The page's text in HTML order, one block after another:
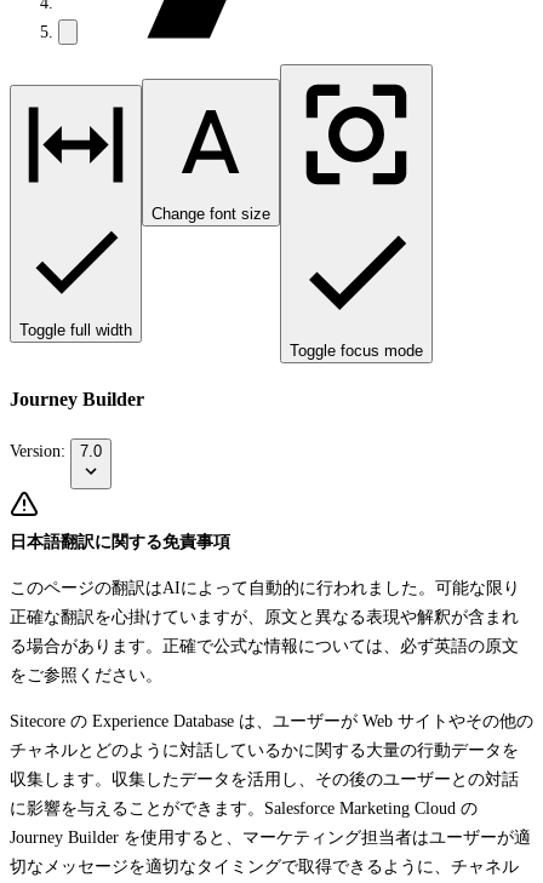
Toggle full width
Change font size
Toggle focus mode
Journey Builder
Version: 7.0
日本語翻訳に関する免責事項
このページの翻訳はAIによって自動的に行われました。可能な限り
正確な翻訳を心掛けていますが、原文と異なる表現や解釈が含まれ
る場合があります。正確で公式な情報については、必ず英語の原文
をご参照ください。
Sitecore の Experience Database は、ユーザーが Web サイトやその他の
チャネルとどのように対話しているかに関する大量の行動データを
収集します。収集したデータを活用し、その後のユーザーとの対話
に影響を与えることができます。Salesforce Marketing Cloud の
Journey Builder を使用すると、マーケティング担当者はユーザーが適
切なメッセージを適切なタイミングで取得できるように、チャネル